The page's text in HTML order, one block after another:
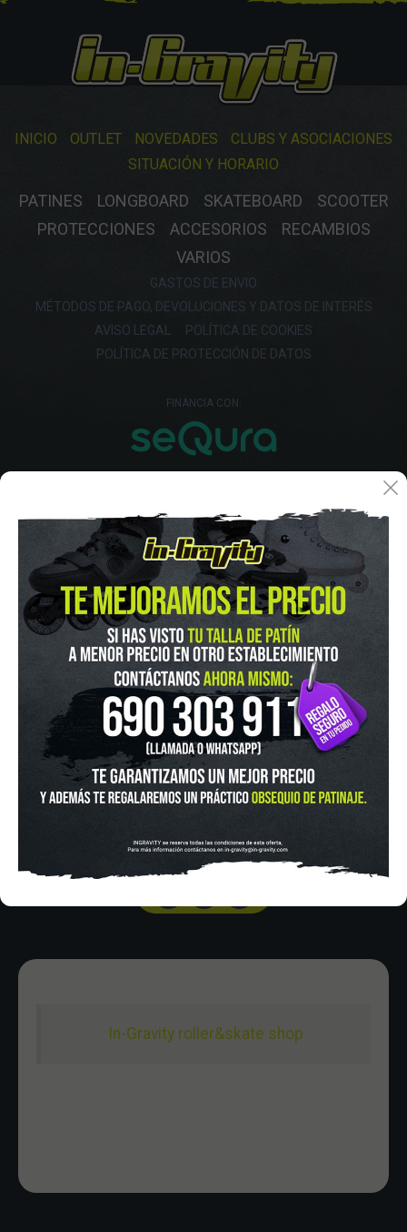
INICIO OUTLET NOVEDADES
CLUBS Y ASOCIACIONES
SITUACIÓN Y HORARIO
PATINES LONGBOARD SKATEBOARD
SCOOTER
PROTECCIONES
ACCESORIOS
RECAMBIOS
VARIOS
GASTOS DE ENVIO
MÉTODOS DE PAGO, DEVOLUCIONES Y DATOS DE INTERÉS
AVISO LEGAL
POLÍTICA DE COOKIES
POLÍTICA DE PROTECCIÓN DE DATOS
FINANCIA CON:
In-Gravity roller&skate shop
IN-GRAVITY MADRID RETIRO
Pza. Mariano de Cavia, 2
Tel.:
915 524 553
in-gravity@in-gravity.com
HORARIO
Lunes a Viernes de 12:00 - 20:30
Domingo 10:00-15:00